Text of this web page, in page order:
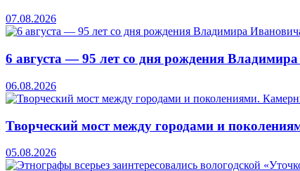
07.08.2026
6 августа — 95 лет со дня рождения
06.08.2026
Творческий мост между городами и
05.08.2026